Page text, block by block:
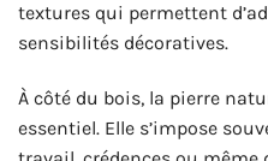
textures qui permettent
sensibilités décoratives.
À côté du bois, la pierre
essentiel. Elle s’impose